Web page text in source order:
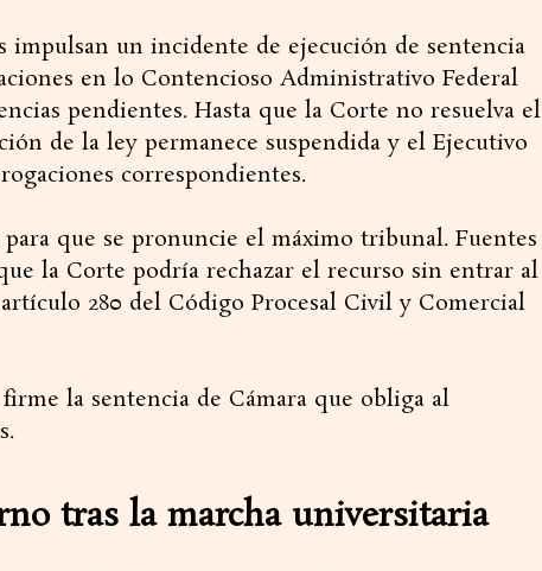
impulsan un incidente de ejecución de sentencia
en lo Contencioso Administrativo Federal
pendientes. Hasta que la Corte no resuelva el
de la ley permanece suspendida y el Ejecutivo
correspondientes.
que se pronuncie el máximo tribunal. Fuentes
la Corte podría rechazar el recurso sin entrar al
280 del Código Procesal Civil y Comercial
la sentencia de Cámara que obliga al
tras la marcha universitaria